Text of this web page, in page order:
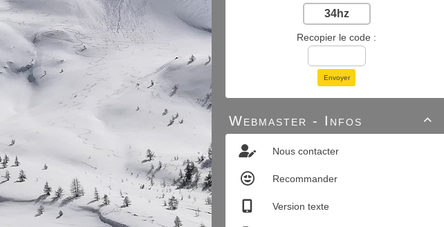
34hz
Recopier le code :
Envoyer

Webmaster - Infos
Nous contacter
Recommander
Version texte